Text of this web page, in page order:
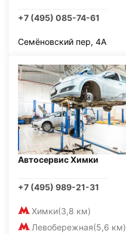
+7 (495) 085-74-61
Семёновский пер, 4А
Автосервис Химки
+7 (495) 989-21-31
Химки(3,8 км)
Левобережная(5,6 км)